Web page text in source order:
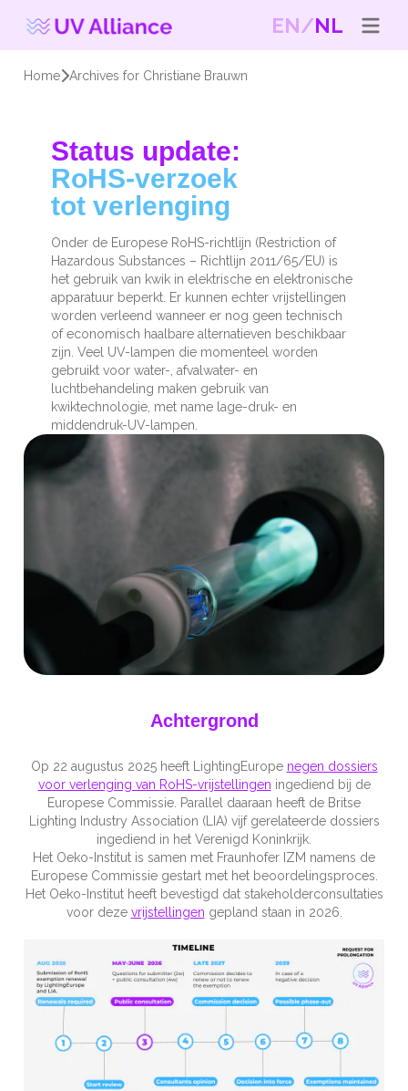
EN NL
Home Archives for Christiane Brauwn
Status update:
RoHS-verzoek
tot verlenging
Onder de Europese RoHS-richtlijn (Restriction of
Hazardous Substances – Richtlijn 2011/65/EU) is
het gebruik van kwik in elektrische en elektronische
apparatuur beperkt. Er kunnen echter vrijstellingen
worden verleend wanneer er nog geen technisch
of economisch haalbare alternatieven beschikbaar
zijn. Veel UV-lampen die momenteel worden
gebruikt voor water-, afvalwater- en
luchtbehandeling maken gebruik van
kwiktechnologie, met name lage-druk- en
middendruk-UV-lampen.
Achtergrond
Op 22 augustus 2025 heeft LightingEurope negen dossiers
voor verlenging van RoHS-vrijstellingen ingediend bij de
Europese Commissie. Parallel daaraan heeft de Britse
Lighting Industry Association (LIA) vijf gerelateerde dossiers
ingediend in het Verenigd Koninkrijk.
Het Oeko-Institut is samen met Fraunhofer IZM namens de
Europese Commissie gestart met het beoordelingsproces.
Het Oeko-Institut heeft bevestigd dat stakeholderconsultaties
voor deze vrijstellingen gepland staan in 2026.